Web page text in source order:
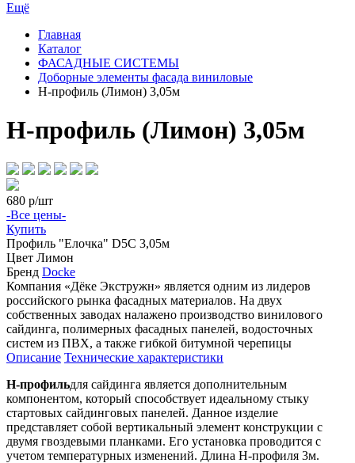
Ещё
Главная
Каталог
ФАСАДНЫЕ СИСТЕМЫ
Доборные элементы фасада виниловые
Н-профиль (Лимон) 3,05м
Н-профиль (Лимон) 3,05м
680 р/шт
-Все цены-
Купить
Профиль "Елочка" D5С 3,05м
Цвет Лимон
Бренд Docke
Компания «Дёке Экстружн» является одним из лидеров
российского рынка фасадных материалов. На двух
собственных заводах налажено производство винилового
сайдинга, полимерных фасадных панелей, водосточных
систем из ПВХ, а также гибкой битумной черепицы
Описание Технические характеристики
H-профильдля сайдинга является дополнительным
компонентом, который способствует идеальному стыку
стартовых сайдинговых панелей. Данное изделие
представляет собой вертикальный элемент конструкции с
двумя гвоздевыми планками. Его установка проводится с
учетом температурных изменений. Длина Н-профиля 3м.